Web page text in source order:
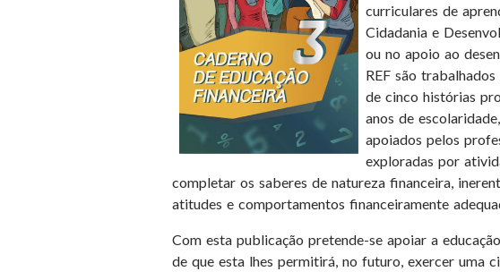
curriculares de
Cidadania e
ou no apoio ao
REF são
de cinco histórias
anos de
apoiados pelos
exploradas por
completar os saberes de natureza financeira,
atitudes e comportamentos financeiramente
Com esta publicação pretende-se apoiar a
de que esta lhes permitirá, no futuro, exercer uma